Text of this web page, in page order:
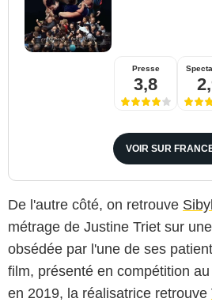
Presse
3,8
VOIR SUR
De l'autre côté, on retrouve Sibyl
métrage de Justine Triet sur
obsédée par l'une de ses
film, présenté en compétition
en 2019, la réalisatrice retrouve